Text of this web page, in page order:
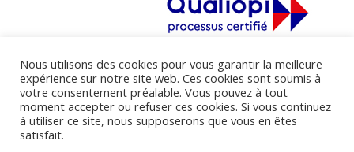
au titre des catégories d’actions suivantes :
Les actions de formation (L.6313-1 – 1°)
Les bilans de compétences (L.6313-1 – 2°)
Téléchargez le certificat Qualiopi
Nous utilisons des cookies pour vous garantir la meilleure
expérience sur notre site web. Ces cookies sont soumis à
votre consentement préalable. Vous pouvez à tout
moment accepter ou refuser ces cookies. Si vous continuez
à utiliser ce site, nous supposerons que vous en êtes
satisfait.